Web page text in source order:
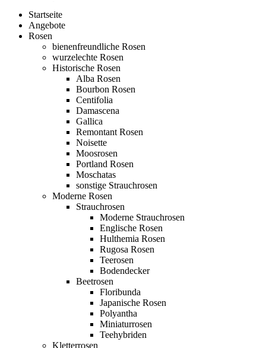
Startseite
Angebote
Rosen
bienenfreundliche Rosen
wurzelechte Rosen
Historische Rosen
Alba Rosen
Bourbon Rosen
Centifolia
Damascena
Gallica
Remontant Rosen
Noisette
Moosrosen
Portland Rosen
Moschatas
sonstige Strauchrosen
Moderne Rosen
Strauchrosen
Moderne Strauchrosen
Englische Rosen
Hulthemia Rosen
Rugosa Rosen
Teerosen
Bodendecker
Beetrosen
Floribunda
Japanische Rosen
Polyantha
Miniaturrosen
Teehybriden
Kletterrosen